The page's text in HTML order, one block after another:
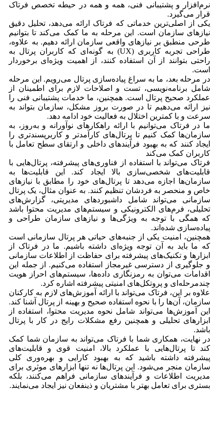
نرم‌افزار و پشتیبانی فنی، همه و همه در حیطه تخصص فرتاک
قرار می‌گیرد.
یکی از اصلی‌ترین خدماتی که فرتاک ارائه می‌دهد، تحلیل دقیق
نیازهای سازمان است. این مرحله به ما کمک می‌کند تا بتوانیم
طرحی منطبق بر نیازهای واقعی سازمان ارائه دهیم. به علاوه،
طراحی تجربه کاربری (UX) به گونه‌ای که کاربران پرتال به
راحتی بتوانند از آن استفاده کنند، از اهمیت ویژه‌ای برخوردار
است.
در مرحله بعد، ما به سراغ پیاده‌سازی پرتال می‌رویم. این مرحله
شامل برنامه‌نویسی، تست و اصلاحات لازم برای اطمینان از
عملکرد صحیح پرتال است. همچنین، ما خدمات پشتیبانی فنی را
نیز ارائه می‌دهیم تا در صورت بروز مشکل، سازمان بتواند به
سرعت و با کمترین اختلال به فعالیت خود ادامه دهد.
ما در فرتاک می‌توانیم با ارائه راهکارهای نوآورانه و به‌روز، به
سازمان‌ها کمک کنیم تا پرتال‌های کارآمدتر و کاربرپسندتری را
ایجاد کنند که به بهبود فرآیندهای داخلی و ارتقای سطح تعامل با
کاربران کمک می‌کند
فرتاک می‌تواند با استفاده از فناوری‌های پیشرفته، پرتال‌هایی با
قابلیت‌های شخصی‌سازی بالا ایجاد کند. این قابلیت‌ها به
سازمان‌ها اجازه می‌دهد تا پرتال‌های خود را مطابق با نیازهای
خاص و منحصر به فردشان تنظیم کنند. به عنوان مثال، یک پرتال
سازمانی می‌تواند شامل داشبوردهای مدیریتی، گزارش‌های
تحلیلی، فرم‌های الکترونیکی و سیستم‌های مدیریت محتوا باشد
که همگی با توجه به ویژگی‌ها و نیازهای سازمان طراحی و
پیاده‌سازی شده‌اند.
همچنین، امنیت یکی از جنبه‌های حیاتی هر پرتال سازمانی است
که ما باید به آن توجه ویژه‌ای داشته باشیم. ما در فرتاک از
ابزارها و تکنیک‌های پیشرفته برای حفاظت از اطلاعات سازمانی
و جلوگیری از دسترسی غیرمجاز استفاده می‌کنیم. از جمله این
اقدامات می‌توان به رمزنگاری داده‌ها، سیستم‌های احراز هویت
چندمرحله‌ای و پروتکل‌های امنیتی پیشرفته اشاره کرد.
علاوه بر این، فرتاک می‌تواند با ارائه آموزش‌های لازم به کارکنان
سازمان، آن‌ها را با نحوه استفاده صحیح و بهینه از پرتال آشنا کند.
این آموزش‌ها می‌تواند شامل نحوه مدیریت محتوا، استفاده از
ابزارهای تحلیلی و همچنین رفع مشکلات رایج در کار با پرتال
باشد.
در نهایت، همکاری شما با فرتاک می‌تواند به سازمان‌ شما کمک
کند تا پرتال‌هایی با عملکرد بالا، امنیت قوی و قابلیت‌های
پیشرفته داشته باشید که به بهبود کارایی و بهره‌وری کلی
سازمان منجر می‌شود. این پرتال‌ها نه تنها ابزارهای موثری برای
مدیریت اطلاعات و فرآیندهای سازمانی فراهم می‌کنند، بلکه
بستری برای تعامل بهتر با مشتریان و ذینفعان نیز ایجاد می‌نمایند.